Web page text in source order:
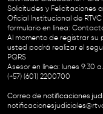
Solicitudes y Felicitaciones
Oficial Institucional de RTVC
formulario en línea:
Al momento de registrar su
usted podrá realizar el
PQRS
Asesor en línea: lunes 9:30
(+57) (601) 2200700
Correo de notificaciones